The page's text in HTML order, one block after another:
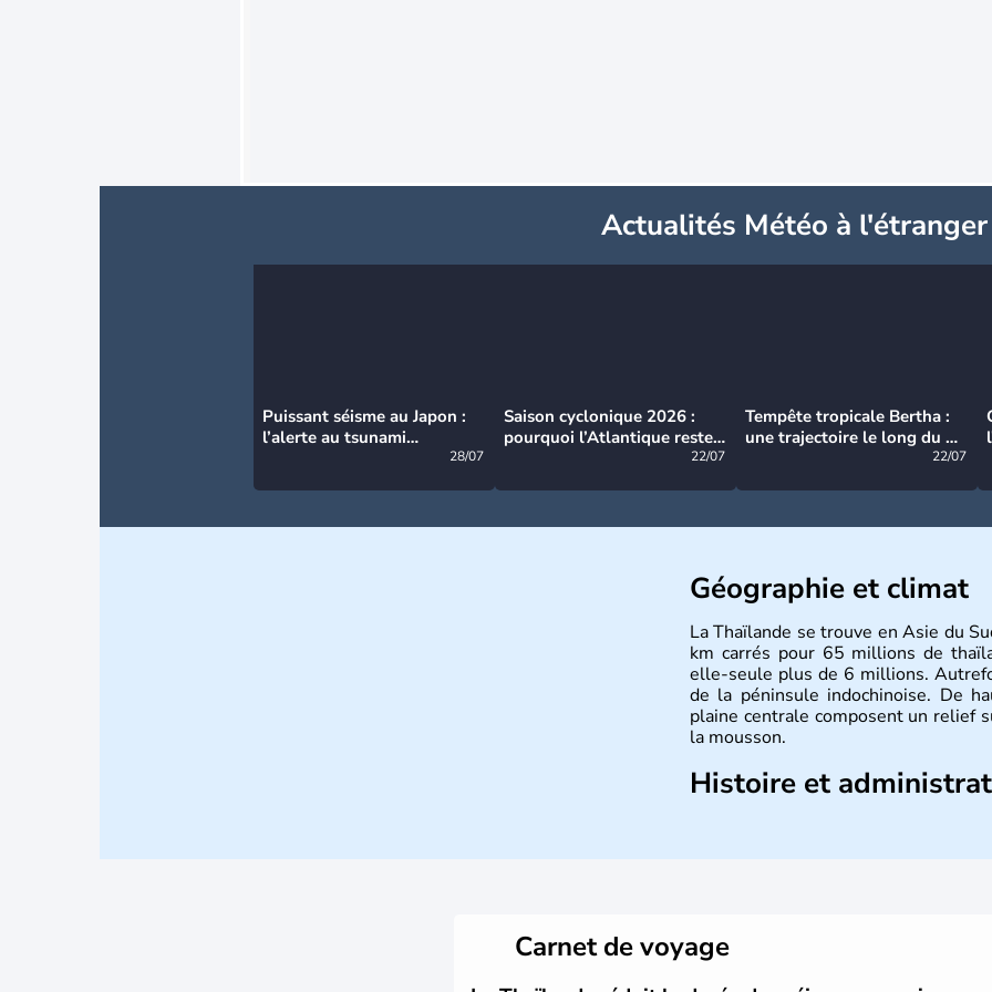
Actualités Météo à l'étranger
Puissant séisme au Japon :
l’alerte au tsunami
28/07
Saison cyclonique 2026 :
pourquoi l’Atlantique reste
22/07
Tempête tropicale Bertha :
une trajectoire le long du du
22/07
Géographie et climat
La Thaïlande se trouve en Asie du
km carrés pour 65 millions de
elle-seule plus de 6 millions.
de la péninsule indochinoise. De
plaine centrale composent un relief
la mousson.
Histoire et
Carnet de voyage